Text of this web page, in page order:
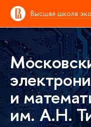
Высшая школа
и
им. А.Н.